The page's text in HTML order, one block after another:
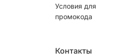
Условия для
промокода
Контакты